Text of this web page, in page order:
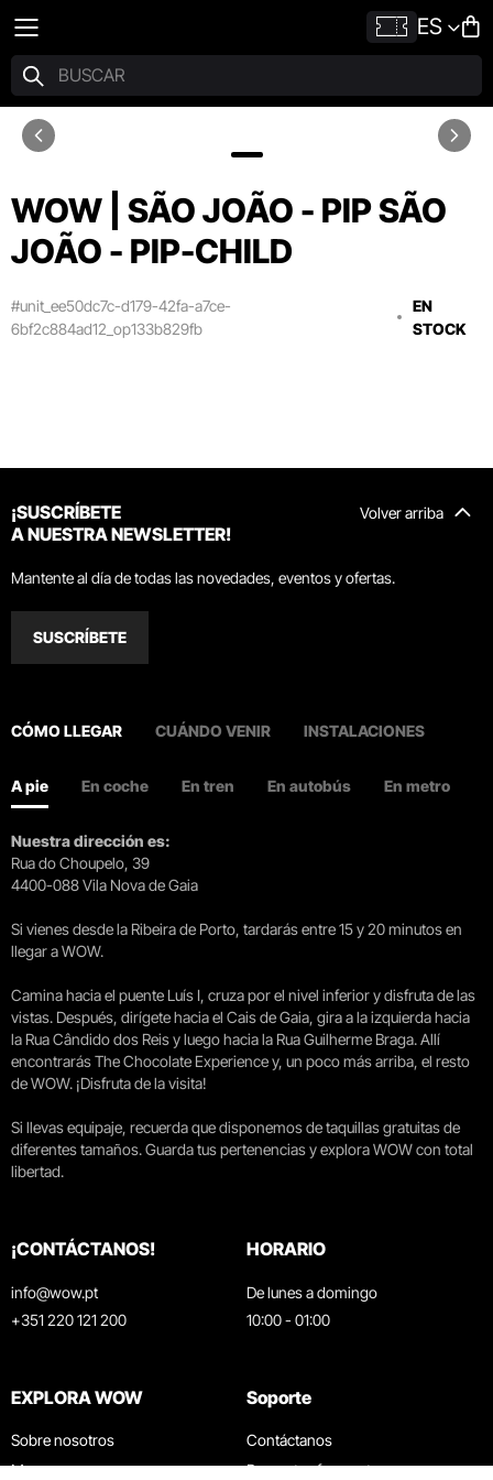
ES
WOW | SÃO JOÃO - PIP SÃO
JOÃO - PIP-CHILD
#unit_ee50dc7c-d179-42fa-a7ce-
6bf2c884ad12_op133b829fb
EN
STOCK
Volver arriba
¡SUSCRÍBETE
A NUESTRA NEWSLETTER!
Mantente al día de todas las novedades, eventos y ofertas.
SUSCRÍBETE
CÓMO LLEGAR CUÁNDO VENIR INSTALACIONES
A pie En coche En tren En autobús En metro
Nuestra dirección es:
Rua do Choupelo, 39
4400-088 Vila Nova de Gaia
Si vienes desde la Ribeira de Porto, tardarás entre 15 y 20 minutos en
llegar a WOW.
Camina hacia el puente Luís I, cruza por el nivel inferior y disfruta de las
vistas. Después, dirígete hacia el Cais de Gaia, gira a la izquierda hacia
la Rua Cândido dos Reis y luego hacia la Rua Guilherme Braga. Allí
encontrarás The Chocolate Experience y, un poco más arriba, el resto
de WOW. ¡Disfruta de la visita!
Si llevas equipaje, recuerda que disponemos de taquillas gratuitas de
diferentes tamaños. Guarda tus pertenencias y explora WOW con total
libertad.
¡CONTÁCTANOS!
info@wow.pt
+351 220 121 200
HORARIO
De lunes a domingo
10:00 - 01:00
EXPLORA WOW
Sobre nosotros
Museos
Soporte
Contáctanos
Preguntas frecuentes